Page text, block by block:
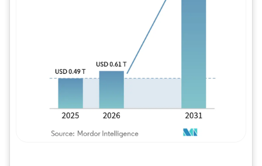
Imagen © Mordor Intelligence. El uso